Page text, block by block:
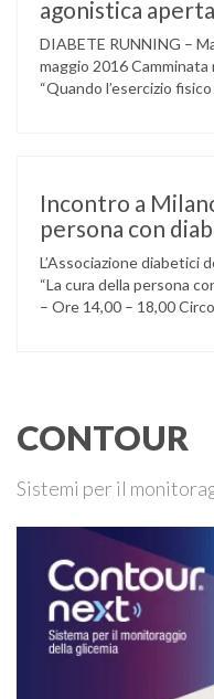
agonistica
DIABETE RUNNING –
maggio 2016
“Quando l’esercizio
Incontro a
persona con
L’Associazione diabetici
“La cura della persona
– Ore 14,00 – 18,00
CONTOUR
Sistemi per il